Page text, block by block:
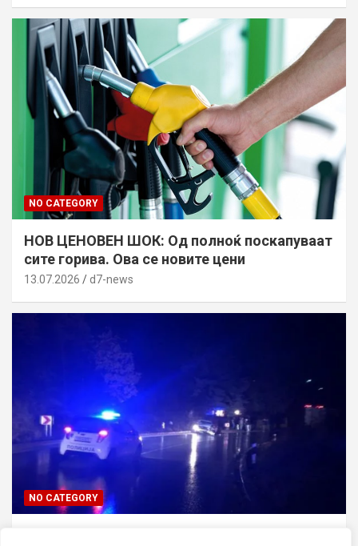
NO CATEGORY
НОВ ЦЕНОВЕН ШОК: Од полноќ поскапуваат
сите горива. Ова се новите цени
13.07.2026 d7-news
NO CATEGORY